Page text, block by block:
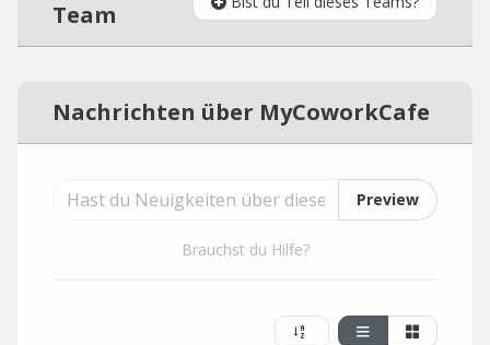
Team
Nachrichten über MyCoworkCafe
Preview
Brauchst du Hilfe?